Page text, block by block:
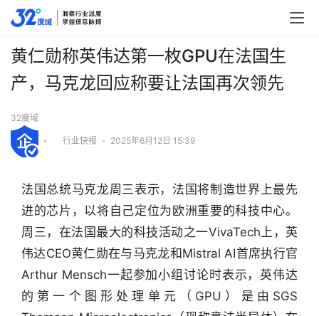
黄仁勋称英伟达第一枚GPU在法国生
产，马克龙回应称要让法国再次领先
32度域
• 行业快报 • 2025年6月12日 15:39
法国总统马克龙周三表示，法国将制造世界上最先
进的芯片，以将自己定位为欧洲重要的科技中心。
周三，在法国最大的科技活动之一VivaTech上，英
伟达CEO黄仁勋在与马克龙和Mistral AI首席执行官
Arthur Mensch一起参加小组讨论时表示，英伟达
的第一个图形处理单元（GPU）是由SGS